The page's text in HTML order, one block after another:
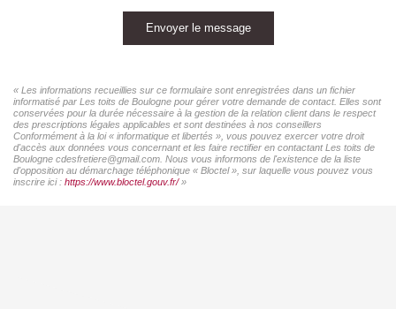
Envoyer le message
« Les informations recueillies sur ce formulaire sont enregistrées dans un fichier
informatisé par Les toits de Boulogne pour gérer votre demande de contact. Elles sont
conservées pour la durée nécessaire à la gestion de la relation client dans le respect
des prescriptions légales applicables et sont destinées à nos conseillers
Conformément à la loi « informatique et libertés », vous pouvez exercer votre droit
d'accès aux données vous concernant et les faire rectifier en contactant Les toits de
Boulogne cdesfretiere@gmail.com. Nous vous informons de l'existence de la liste
d'opposition au démarchage téléphonique « Bloctel », sur laquelle vous pouvez vous
inscrire ici : https://www.bloctel.gouv.fr/»